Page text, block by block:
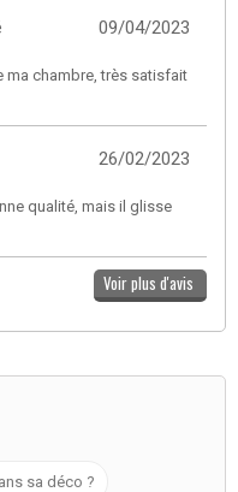
09/04/2023
ma chambre, très satisfait
26/02/2023
qualité, mais il glisse
Voir plus d'avis
sa déco ?